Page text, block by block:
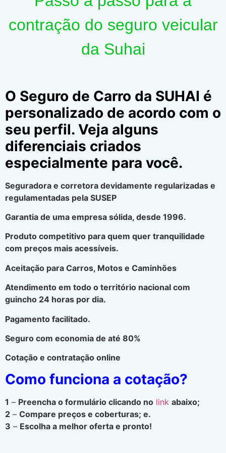
contração do seguro veicular
da Suhai
O Seguro de Carro da SUHAI é
personalizado de acordo com o
seu perfil. Veja alguns
diferenciais criados
especialmente para você.
Seguradora e corretora devidamente regularizadas e
regulamentadas pela SUSEP
Garantia de uma empresa sólida, desde 1996.
Produto competitivo para quem quer tranquilidade
com preços mais acessíveis.
Aceitação para Carros, Motos e Caminhões
Atendimento em todo o território nacional com
guincho 24 horas por dia.
Pagamento facilitado.
Seguro com economia de até 80%
Cotação e contratação online
Como funciona a cotação?
1 – Preencha o formulário clicando no link abaixo;
2 – Compare preços e coberturas; e.
3 – Escolha a melhor oferta e pronto!